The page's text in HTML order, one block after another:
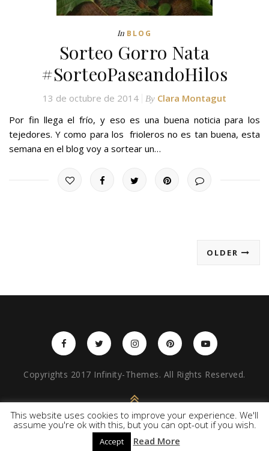
In BLOG
Sorteo Gorro Nata
#SorteoPaseandoHilos
13 de octubre de 2014 By Clara Montagut
Por fin llega el frío, y eso es una buena noticia para los
tejedores. Y como para los frioleros no es tan buena, esta
semana en el blog voy a sortear un…
OLDER
Copyrights 2017 Infinity-Themes. All Rights Reserved.
BACK TO TOP
This website uses cookies to improve your experience. We'll
assume you're ok with this, but you can opt-out if you wish.
Accept Read More